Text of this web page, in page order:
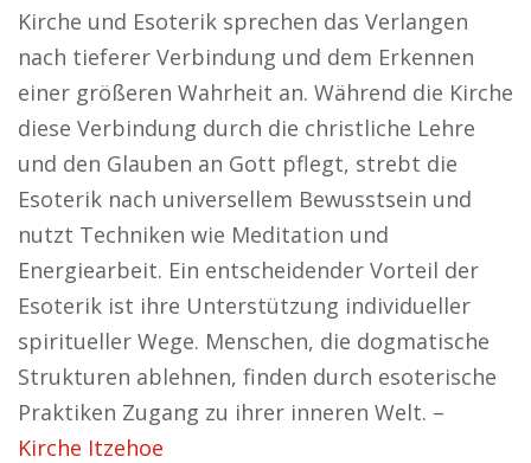
Kirche und Esoterik sprechen das Verlangen
nach tieferer Verbindung und dem Erkennen
einer größeren Wahrheit an. Während die Kirche
diese Verbindung durch die christliche Lehre
und den Glauben an Gott pflegt, strebt die
Esoterik nach universellem Bewusstsein und
nutzt Techniken wie Meditation und
Energiearbeit. Ein entscheidender Vorteil der
Esoterik ist ihre Unterstützung individueller
spiritueller Wege. Menschen, die dogmatische
Strukturen ablehnen, finden durch esoterische
Praktiken Zugang zu ihrer inneren Welt. –
Kirche Itzehoe